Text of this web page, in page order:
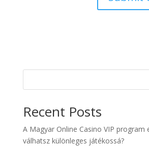
Recent Posts
A Magyar Online Casino VIP program
válhatsz különleges játékossá?